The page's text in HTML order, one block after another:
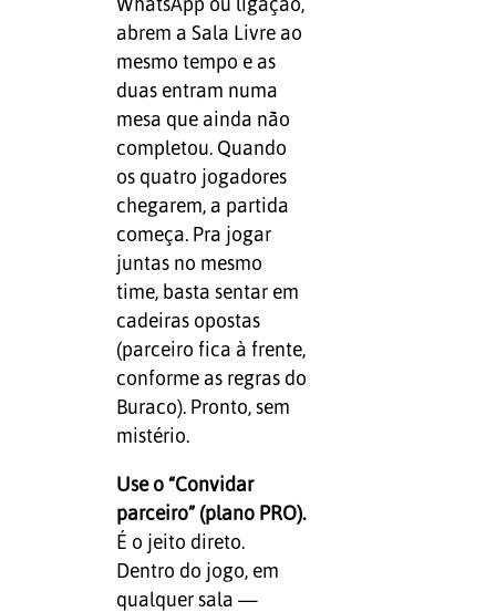
WhatsApp ou ligação,
abrem a Sala Livre ao
mesmo tempo e as
duas entram numa
mesa que ainda não
completou. Quando
os quatro jogadores
chegarem, a partida
começa. Pra jogar
juntas no mesmo
time, basta sentar em
cadeiras opostas
(parceiro fica à frente,
conforme as regras do
Buraco). Pronto, sem
mistério.
Use o “Convidar
parceiro” (plano PRO).
É o jeito direto.
Dentro do jogo, em
qualquer sala —